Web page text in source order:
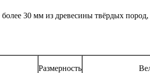
30 мм из древесины твёрдых
Размерность